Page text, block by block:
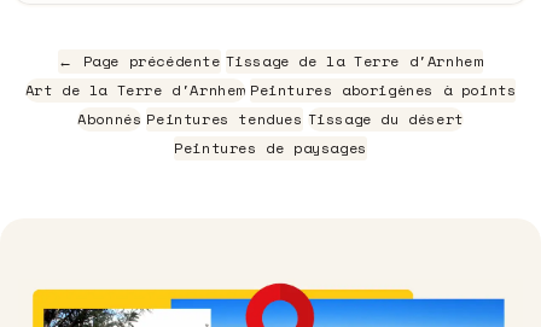
← Page précédente Tissage de la Terre d'Arnhem
Art de la Terre d'Arnhem Peintures aborigènes à points
Abonnés Peintures tendues Tissage du désert
Peintures de paysages